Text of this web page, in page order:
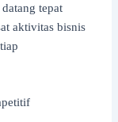
tepat
aktivitas bisnis